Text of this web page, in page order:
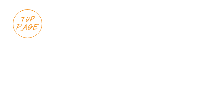
TOP
PAGE